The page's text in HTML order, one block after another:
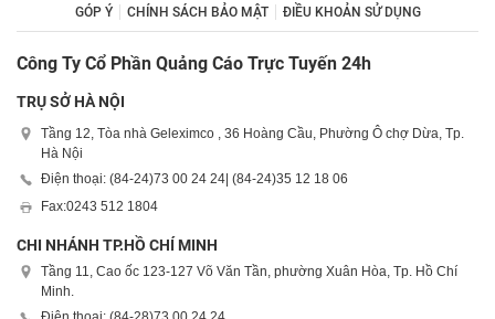
GÓP Ý CHÍNH SÁCH BẢO MẬT ĐIỀU KHOẢN SỬ DỤNG
Công Ty Cổ Phần Quảng Cáo Trực Tuyến 24h
TRỤ SỞ HÀ NỘI
Tầng 12, Tòa nhà Geleximco , 36 Hoàng Cầu, Phường Ô chợ Dừa, Tp.
Hà Nội
Điện thoại: (84-24)73 00 24 24 | (84-24)35 12 18 06
Fax:0243 512 1804
CHI NHÁNH TP.HỒ CHÍ MINH
Tầng 11, Cao ốc 123-127 Võ Văn Tần, phường Xuân Hòa, Tp. Hồ Chí
Minh.